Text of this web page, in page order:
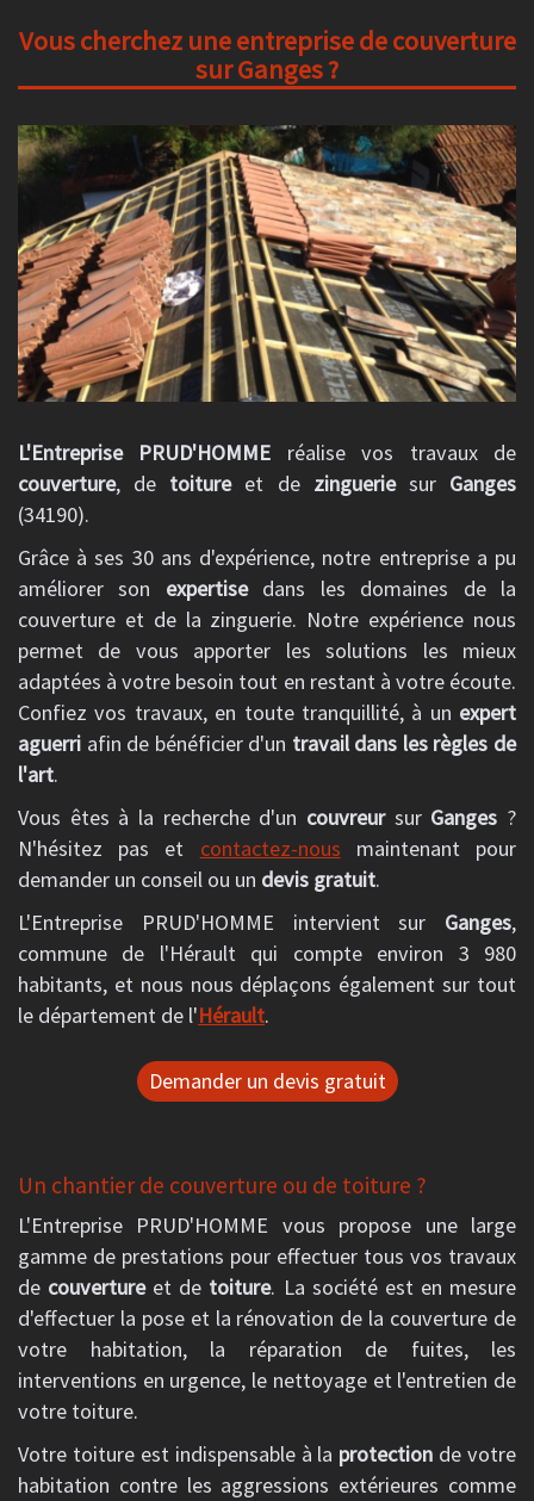
Vous cherchez une entreprise de couverture
sur Ganges ?
L'Entreprise PRUD'HOMME réalise vos travaux de
couverture, de toitureet de zingueriesur Ganges
(34190).
Grâce à ses 30 ans d'expérience, notre entreprise a pu
améliorer son expertisedans les domaines de la
couverture et de la zinguerie. Notre expérience nous
permet de vous apporter les solutions les mieux
adaptées à votre besoin tout en restant à votre écoute.
Confiez vos travaux, en toute tranquillité, à un expert
aguerri afin de bénéficier d'un travail dans les règles de
l'art.
Vous êtes à la recherche d'un couvreursur Ganges ?
N'hésitez pas et contactez-nous maintenant pour
demander un conseil ou un devis gratuit.
L'Entreprise PRUD'HOMME intervient sur Ganges,
commune de l'Hérault qui compte environ 3 980
habitants, et nous nous déplaçons également sur tout
le département de l'Hérault.
Demander un devis gratuit
Un chantier de couverture ou de toiture ?
L'Entreprise PRUD'HOMME vous propose une large
gamme de prestations pour effectuer tous vos travaux
de couvertureet de toiture. La société est en mesure
d'effectuer la pose et la rénovation de la couverture de
votre habitation, la réparation de fuites, les
interventions en urgence, le nettoyage et l'entretien de
votre toiture.
Votre toiture est indispensable à la protection de votre
habitation contre les aggressions extérieures comme